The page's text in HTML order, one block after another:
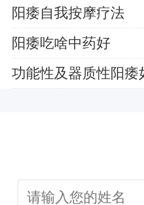
阳痿自我按摩疗法
阳痿吃啥中药好
功能性及器质性阳痿